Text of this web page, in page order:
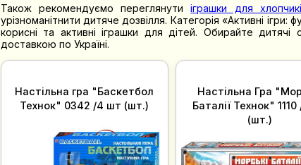
Також рекомендуємо переглянутиіграшки для
урізноманітнити дитяче дозвілля. Категорія «Активні
корисні та активні іграшки для дітей. Обирайте
доставкою по Україні.
Настільна гра "Баскетбол
Технок" 0342 /4 шт (шт.)
Настільна Гра
Баталії Технок"
(шт.)